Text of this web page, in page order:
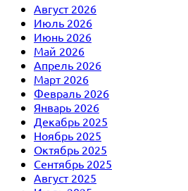
Август 2026
Июль 2026
Июнь 2026
Май 2026
Апрель 2026
Март 2026
Февраль 2026
Январь 2026
Декабрь 2025
Ноябрь 2025
Октябрь 2025
Сентябрь 2025
Август 2025